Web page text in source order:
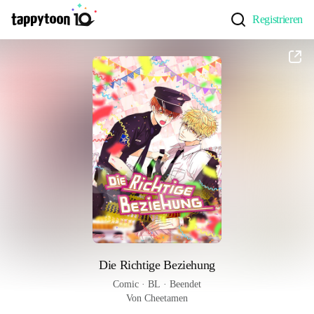
Registrieren
Die Richtige Beziehung
Comic · BL · Beendet
Von Cheetamen